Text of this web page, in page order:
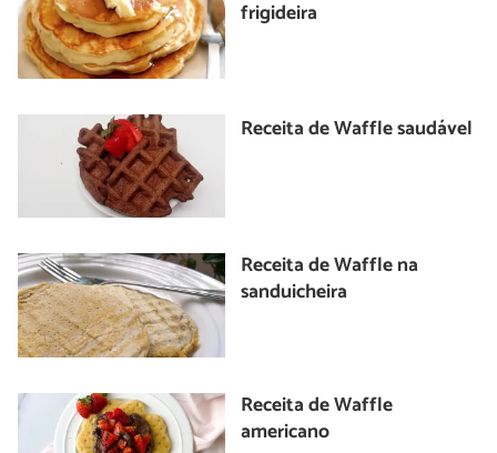
frigideira
Receita de Waffle saudável
Receita de Waffle na
sanduicheira
Receita de Waffle
americano